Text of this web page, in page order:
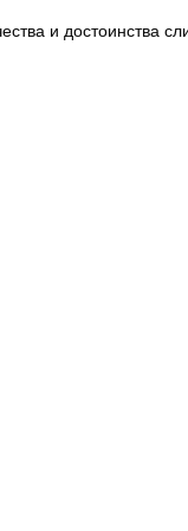
и достоинства